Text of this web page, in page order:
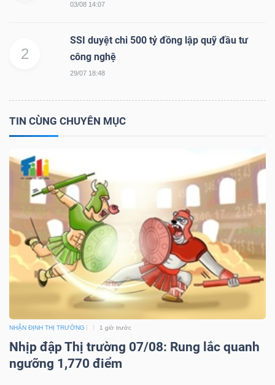
03/08 14:07
2
SSI duyệt chi 500 tỷ đồng lập quỹ đầu tư
công nghệ
29/07 18:48
TIN CÙNG CHUYÊN MỤC
NHẬN ĐỊNH THỊ TRƯỜNG 1 giờ trước
Nhịp đập Thị trường 07/08: Rung lắc quanh
ngưỡng 1,770 điểm